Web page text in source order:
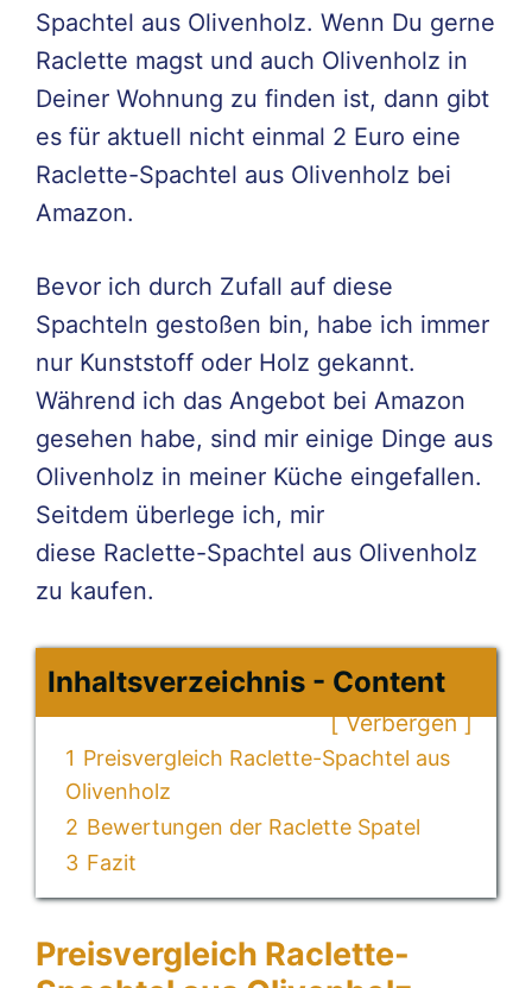
Spachtel aus Olivenholz. Wenn Du gerne
Raclette magst und auch Olivenholz in
Deiner Wohnung zu finden ist, dann gibt
es für aktuell nicht einmal 2 Euro eine
Raclette-Spachtel aus Olivenholz bei
Amazon.
Bevor ich durch Zufall auf diese
Spachteln gestoßen bin, habe ich immer
nur Kunststoff oder Holz gekannt.
Während ich das Angebot bei Amazon
gesehen habe, sind mir einige Dinge aus
Olivenholz in meiner Küche eingefallen.
Seitdem überlege ich, mir
diese Raclette-Spachtel aus Olivenholz
zu kaufen.
Inhaltsverzeichnis - Content
Verbergen
1 Preisvergleich Raclette-Spachtel aus
Olivenholz
2 Bewertungen der Raclette Spatel
3 Fazit
Preisvergleich Raclette-